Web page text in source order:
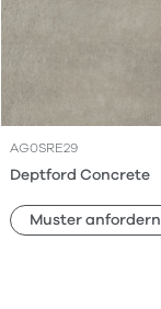
AG0SRE29
Deptford Concrete
Muster anfordern